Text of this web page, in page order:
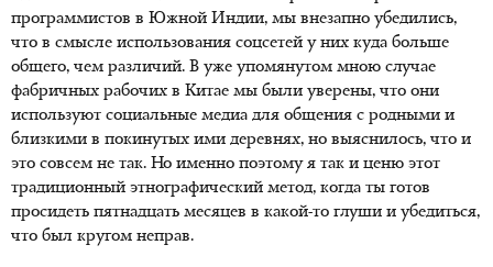
программистов в Южной Индии, мы внезапно убедились,
что в смысле использования соцсетей у них куда больше
общего, чем различий. В уже упомянутом мною случае
фабричных рабочих в Китае мы были уверены, что они
используют социальные медиа для общения с родными и
близкими в покинутых ими деревнях, но выяснилось, что и
это совсем не так. Но именно поэтому я так и ценю этот
традиционный этнографический метод, когда ты готов
просидеть пятнадцать месяцев в какой-то глуши и убедиться,
что был кругом неправ.